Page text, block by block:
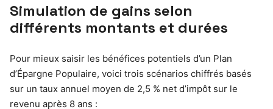
Simulation de gains selon
différents montants et durées
Pour mieux saisir les bénéfices potentiels d’un Plan
d’Épargne Populaire, voici trois scénarios chiffrés basés
sur un taux annuel moyen de 2,5 % net d’impôt sur le
revenu après 8 ans :